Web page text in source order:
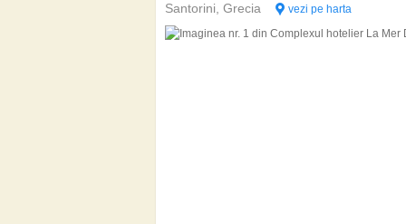
Santorini, Grecia vezi pe harta